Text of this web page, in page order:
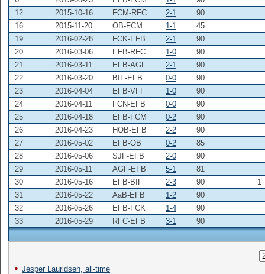
12
2015-10-16 FCM-RFC 2-1
90
16
2015-11-20 OB-FCM 1-1
45
19
2016-02-28 FCK-EFB 2-1
90
20
2016-03-06 EFB-RFC 1-0
90
21
2016-03-11 EFB-AGF 2-1
90
22
2016-03-20 BIF-EFB 0-0
90
23
2016-04-04 EFB-VFF 1-0
90
24
2016-04-11 FCN-EFB 0-0
90
25
2016-04-18 EFB-FCM 0-2
90
26
2016-04-23 HOB-EFB 2-2
90
27
2016-05-02 EFB-OB 0-2
85
28
2016-05-06 SJF-EFB 2-0
90
29
2016-05-11 AGF-EFB 5-1
81
30
2016-05-16 EFB-BIF 2-3 90
1
31
2016-05-22 AaB-EFB 1-2
90
32
2016-05-26 EFB-FCK 1-4
90
33
2016-05-29 RFC-EFB 3-1 90
Jesper Lauridsen, all-time